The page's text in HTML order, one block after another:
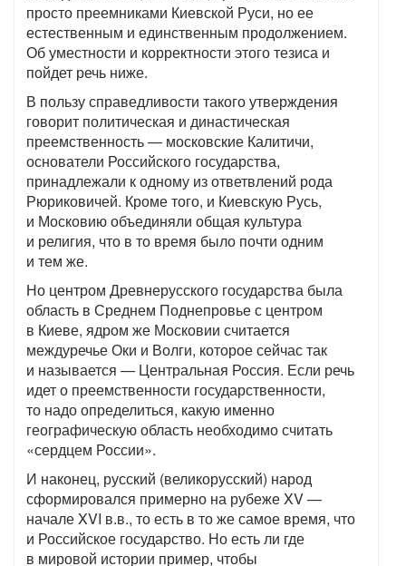
просто преемниками Киевской Руси, но ее
естественным и единственным продолжением.
Об уместности и корректности этого тезиса и
пойдет речь ниже.
В пользу справедливости такого утверждения
говорит политическая и династическая
преемственность — московские Калитичи,
основатели Российского государства,
принадлежали к одному из ответвлений рода
Рюриковичей. Кроме того, и Киевскую Русь,
и Московию объединяли общая культура
и религия, что в то время было почти одним
и тем же.
Но центром Древнерусского государства была
область в Среднем Поднепровье с центром
в Киеве, ядром же Московии считается
междуречье Оки и Волги, которое сейчас так
и называется — Центральная Россия. Если речь
идет о преемственности государственности,
то надо определиться, какую именно
географическую область необходимо считать
«сердцем России».
И наконец, русский (великорусский) народ
сформировался примерно на рубеже XV —
начале XVI в.в., то есть в то же самое время, что
и Российское государство. Но есть ли где
в мировой истории пример, чтобы